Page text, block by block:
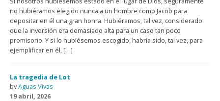
no hubiéramos elegido nunca a un hombre como Jacob para
depositar en él una gran honra. Hubiéramos, tal vez, considerado
que la inversión era demasiado alta para un caso tan poco
promisorio. Y si lo hubiésemos escogido, habría sido, tal vez, para
ejemplificar en él, […]
La tragedia de Lot
byAguas Vivas
19 abril, 2026